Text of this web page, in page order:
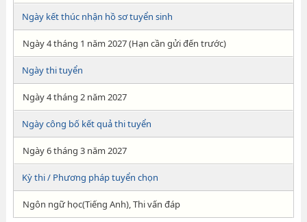
Ngày kết thúc nhận hồ sơ tuyển sinh
Ngày 4 tháng 1 năm 2027 (Hạn cần gửi đến trước)
Ngày thi tuyển
Ngày 4 tháng 2 năm 2027
Ngày công bố kết quả thi tuyển
Ngày 6 tháng 3 năm 2027
Kỳ thi / Phương pháp tuyển chọn
Ngôn ngữ học(Tiếng Anh), Thi vấn đáp